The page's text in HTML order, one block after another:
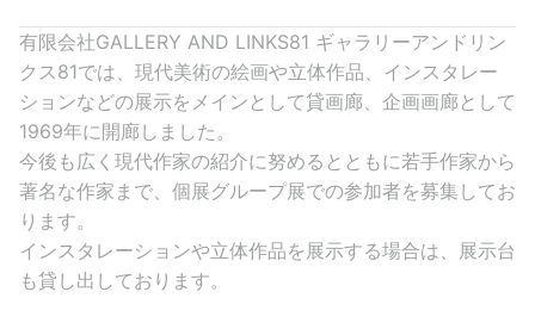
有限会社GALLERY AND LINKS81 ギャラリーアンドリン
クス81では、現代美術の絵画や立体作品、インスタレー
ションなどの展示をメインとして貸画廊、企画画廊として
1969年に開廊しました。
今後も広く現代作家の紹介に努めるとともに若手作家から
著名な作家まで、個展グループ展での参加者を募集してお
ります。
インスタレーションや立体作品を展示する場合は、展示台
も貸し出しております。